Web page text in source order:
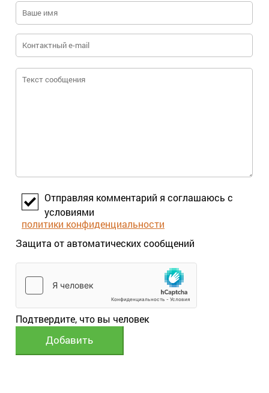
Отправляя комментарий я соглашаюсь с
условиями
политики конфиденциальности
Защита от автоматических сообщений
Подтвердите, что вы человек